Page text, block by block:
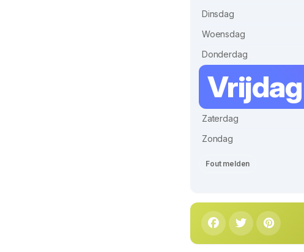
Dinsdag
Woensdag
Donderdag
Vrijdag
Zaterdag
Zondag
Fout melden